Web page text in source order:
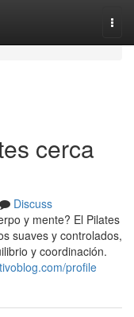
cerca
Discuss
y mente? El Pilates
suaves y controlados,
y coordinación.
profile